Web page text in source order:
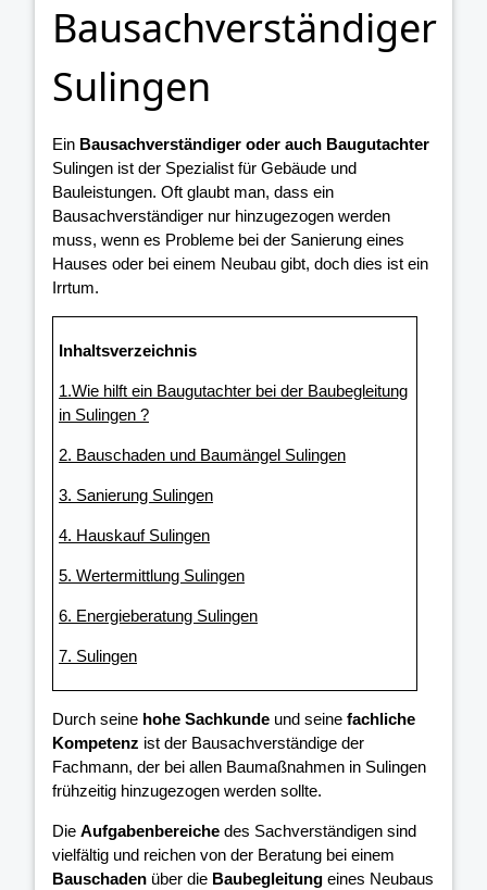
Bausachverständiger
Sulingen
Ein Bausachverständiger oder auch Baugutachter
Sulingen ist der Spezialist für Gebäude und
Bauleistungen. Oft glaubt man, dass ein
Bausachverständiger nur hinzugezogen werden
muss, wenn es Probleme bei der Sanierung eines
Hauses oder bei einem Neubau gibt, doch dies ist ein
Irrtum.
Inhaltsverzeichnis
1.Wie hilft ein Baugutachter bei der Baubegleitung
in Sulingen ?
2. Bauschaden und Baumängel Sulingen
3. Sanierung Sulingen
4. Hauskauf Sulingen
5. Wertermittlung Sulingen
6. Energieberatung Sulingen
7. Sulingen
Durch seine hohe Sachkunde und seine fachliche
Kompetenz ist der Bausachverständige der
Fachmann, der bei allen Baumaßnahmen in Sulingen
frühzeitig hinzugezogen werden sollte.
Die Aufgabenbereiche des Sachverständigen sind
vielfältig und reichen von der Beratung bei einem
Bauschaden über die Baubegleitung eines Neubaus